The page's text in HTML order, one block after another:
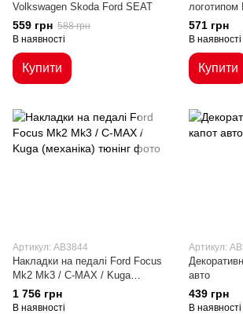
Volkswagen Skoda Ford SEAT
559 грн 588 грн
В наявності
Купити
логотипом
571 грн
В наявності
Купити
Артикул: AB3844
Накладки на педалі Ford Focus
Mk2 Mk3 / C-MAX / Kuga
(механіка)
1 756 грн
В наявності
Артикул:
авто
439 грн
В наявності